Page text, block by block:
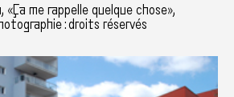
«Ça me rappelle quelque chose»,
: droits réservés